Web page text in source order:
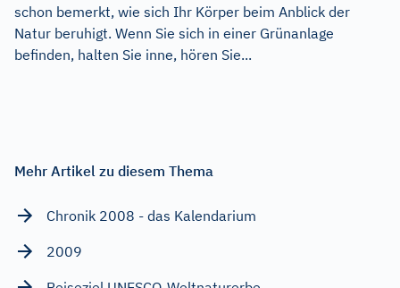
schon bemerkt, wie sich Ihr Körper beim Anblick der
Natur beruhigt. Wenn Sie sich in einer Grünanlage
befinden, halten Sie inne, hören Sie...
Mehr Artikel zu diesem Thema
Chronik 2008 - das Kalendarium
2009